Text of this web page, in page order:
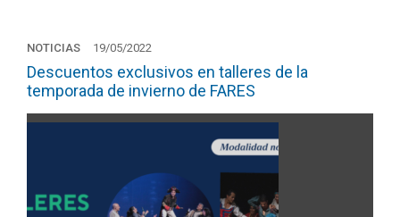
NOTICIAS 19/05/2022
Descuentos exclusivos en talleres de la
temporada de invierno de FARES